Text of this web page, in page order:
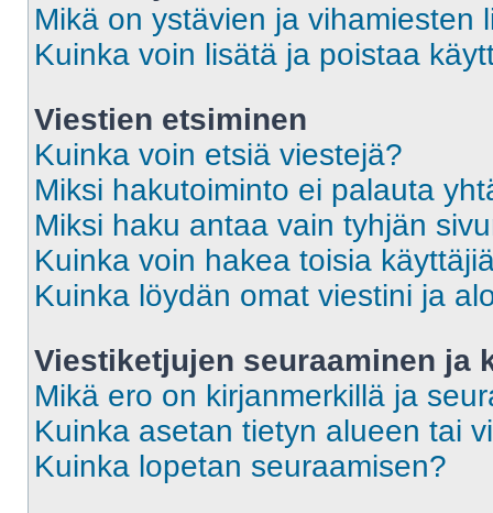
Mikä on ystävien ja vihamiesten
Kuinka voin lisätä ja poistaa
Viestien etsiminen
Kuinka voin etsiä viestejä?
Miksi hakutoiminto ei palauta
Miksi haku antaa vain tyhjän
Kuinka voin hakea toisia
Kuinka löydän omat viestini ja
Viestiketjujen seuraaminen ja
Mikä ero on kirjanmerkillä ja
Kuinka asetan tietyn alueen tai
Kuinka lopetan seuraamisen?